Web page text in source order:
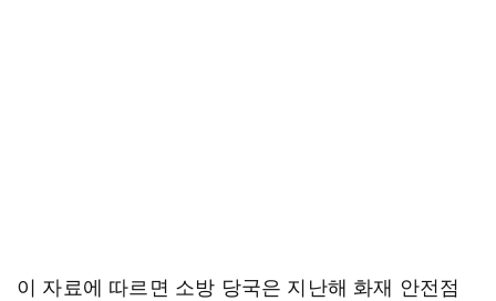
이 자료에 따르면 소방 당국은 지난해 화재 안전점